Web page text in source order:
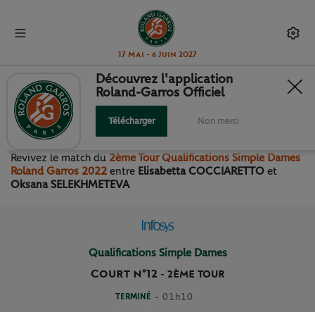
17 Mai - 6 Juin 2027
2ÈME TOUR QUALIFICATIONS
SIMPLE DAMES
Revivez le match du 2ème Tour Qualifications Simple Dames
Roland Garros 2022 entre Elisabetta COCCIARETTO et
Oksana SELEKHMETEVA
Qualifications Simple Dames
Court n°12 - 2ÈME TOUR
TERMINÉ - 01h10
Découvrez l'application
Roland-Garros Officiel
Télécharger Non merci